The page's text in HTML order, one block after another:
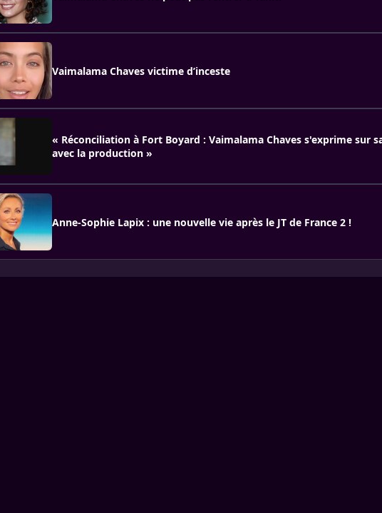
Vaimalama Chaves victime d’inceste
« Réconciliation à Fort Boyard : Vaimalama Chaves s'exprime sur
avec la production »
Anne-Sophie Lapix : une nouvelle vie après le JT de France 2 !